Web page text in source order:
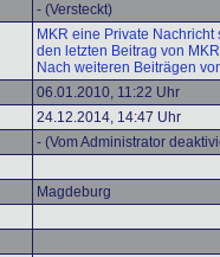
- (Versteckt)
MKR eine Private Nachricht
den letzten Beitrag von
Nach weiteren Beiträgen
06.01.2010, 11:22 Uhr
24.12.2014, 14:47 Uhr
- (Vom Administrator
Magdeburg